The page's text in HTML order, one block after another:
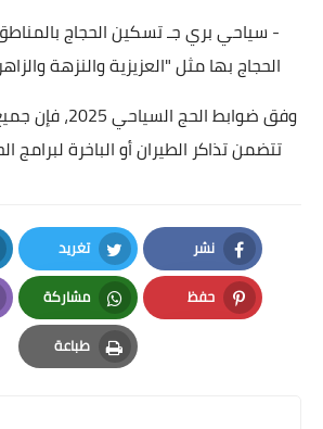
- سياحي بري جـ تسكين الحجاج
الحجاج بها مثل "العزيزية والنزهة والزاهر": 225 ألف
وفق ضوابط الحج
تتضمن تذاكر الطيران أو الباخرة لبرامج الحج
نشر
Facebook
تغريد
Twitter
حفظ
Pinterest
مشاركة
Whatsapp
طباعة
Print